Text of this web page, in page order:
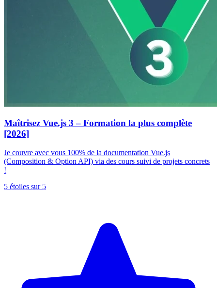
Maîtrisez Vue.js 3 – Formation la plus complète
[2026]
Je couvre avec vous 100% de la documentation Vue.js
(Composition & Option API) via des cours suivi de projets concrets
!
5 étoiles sur 5